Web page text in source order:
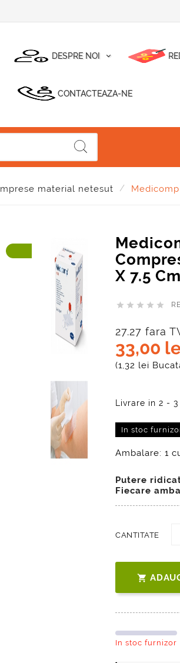
DESPRE NOI
CONTACTEAZA-NE
material netesut
X 7.5
    
27.27 fara
33,00
(1,32 lei
In stoc
Ambalare: 1
Putere
Fiecare
CANTITATE

In stoc furnizor